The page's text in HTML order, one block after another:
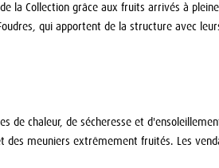
la Collection grâce aux fruits arrivés à
qui apportent de la structure avec
de chaleur, de sécheresse et
meuniers extrêmement fruités. Les